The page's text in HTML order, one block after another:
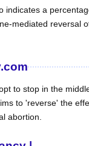
a
mediated reversal
to stop in the
to 'reverse' the
abortion.